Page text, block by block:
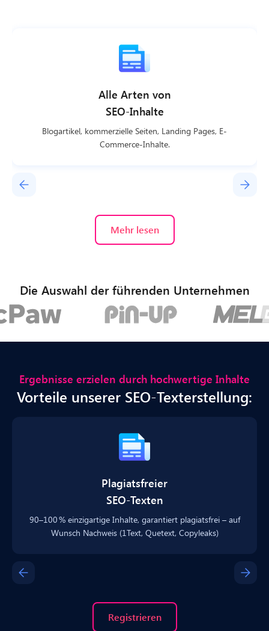
Alle Arten von
SEO-Inhalte
Blogartikel, kommerzielle Seiten, Landing Pages, E-
Commerce-Inhalte.
Mehr lesen
Die Auswahl der führenden Unternehmen
Ergebnisse erzielen durch hochwertige Inhalte
Vorteile unserer SEO-Texterstellung:
Plagiatsfreier
SEO-Texten
90–100 % einzigartige Inhalte, garantiert plagiatsfrei – auf
Wunsch Nachweis (1Text, Quetext, Copyleaks)
Registrieren